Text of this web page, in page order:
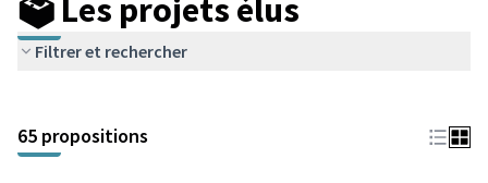
🗳️ Les projets élus
Filtrer et rechercher
+
−
65 propositions